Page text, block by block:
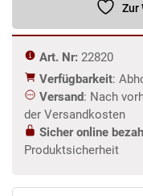
Zur
Art. Nr: 22820
Verfügbarkeit:
Versand: Nach
der Versandkosten
Sicher online
Produktsicherheit